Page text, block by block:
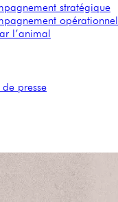
stratégique
opérationnel
l’animal
de presse